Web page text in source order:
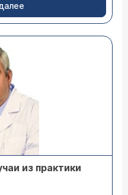
из практики